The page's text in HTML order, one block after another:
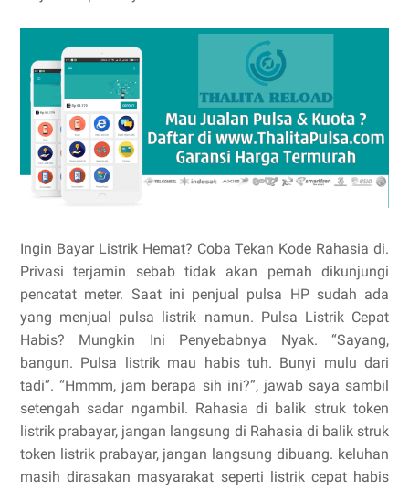
Ingin Bayar Listrik Hemat? Coba Tekan Kode Rahasia di.
Privasi terjamin sebab tidak akan pernah dikunjungi
pencatat meter. Saat ini penjual pulsa HP sudah ada
yang menjual pulsa listrik namun. Pulsa Listrik Cepat
Habis? Mungkin Ini Penyebabnya Nyak. “Sayang,
bangun. Pulsa listrik mau habis tuh. Bunyi mulu dari
tadi”. “Hmmm, jam berapa sih ini?”, jawab saya sambil
setengah sadar ngambil. Rahasia di balik struk token
listrik prabayar, jangan langsung di Rahasia di balik struk
token listrik prabayar, jangan langsung dibuang. keluhan
masih dirasakan masyarakat seperti listrik cepat habis